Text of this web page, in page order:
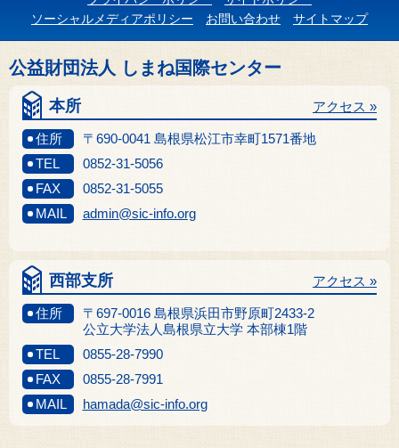
ソーシャルメディアポリシー
お問い合わせ サイトマップ
公益財団法人 しまね国際センター
本所
住所 〒690-0041 島根県松江市幸町1571番地
アクセス »
TEL
0852-31-5056
FAX
0852-31-5055
MAIL
admin@sic-info.org
西部支所
住所
〒697-0016 島根県浜田市野原町2433-2
公立大学法人島根県立大学 本部棟1階
アクセス »
TEL
0855-28-7990
FAX
0855-28-7991
MAIL
hamada@sic-info.org